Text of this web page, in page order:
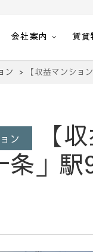
会社
会社案内 賃貸
ン 【収益マンショ
ン
【
条」駅